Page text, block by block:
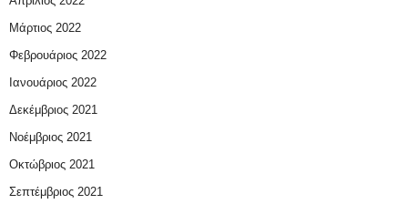
Μάρτιος 2022
Φεβρουάριος 2022
Ιανουάριος 2022
Δεκέμβριος 2021
Νοέμβριος 2021
Οκτώβριος 2021
Σεπτέμβριος 2021